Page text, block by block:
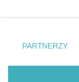
Strona korzysta z plików
wyrażasz zgodę na ich
znajdujący się w
rodzaje
użytkownika, ale
przetwarzaniu.
PARTNERZY